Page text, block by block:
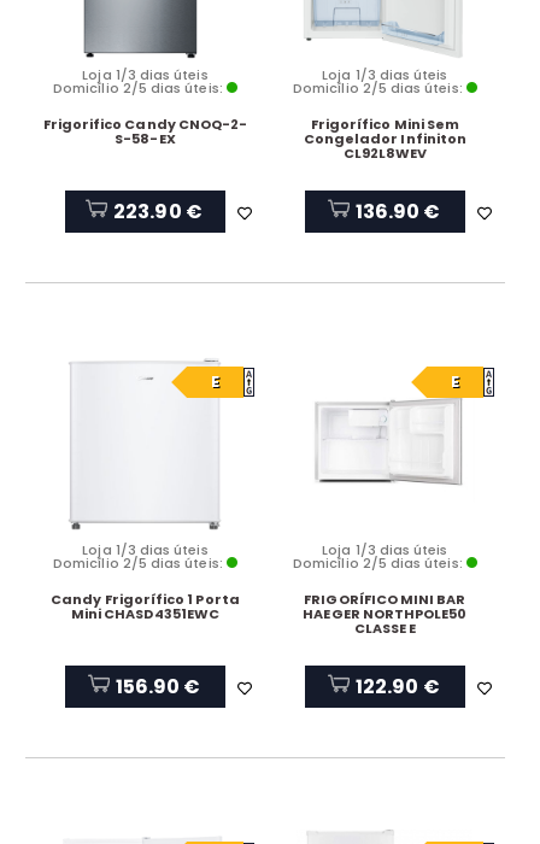
Loja 1/3 dias úteis
Domicílio 2/5 dias úteis:
Frigorifico Candy CNOQ-2-
S-58-EX
223.90 €
Loja 1/3 dias úteis
Domicílio 2/5 dias úteis:
Frigorífico Mini Sem
Congelador Infiniton
CL92L8WEV
136.90 €
E
Loja 1/3 dias úteis
Domicílio 2/5 dias úteis:
Candy Frigorífico 1 Porta
Mini CHASD4351EWC
156.90 €
E
Loja 1/3 dias úteis
Domicílio 2/5 dias úteis:
FRIGORÍFICO MINI BAR
HAEGER NORTHPOLE50
CLASSE E
122.90 €